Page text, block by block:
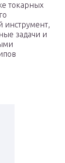
токарных
инструмент,
задачи и